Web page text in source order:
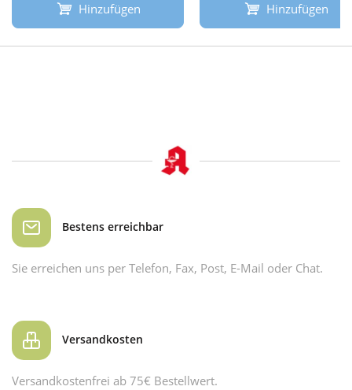
Hinzufügen Hinzufügen
Bestens erreichbar
Sie erreichen uns per Telefon, Fax, Post, E-Mail oder Chat.
Versandkosten
Versandkostenfrei ab 75€ Bestellwert.